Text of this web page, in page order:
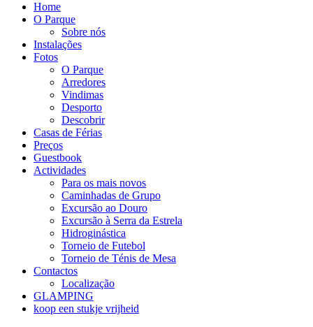
Home
O Parque
Sobre nós
Instalações
Fotos
O Parque
Arredores
Vindimas
Desporto
Descobrir
Casas de Férias
Preços
Guestbook
Actividades
Para os mais novos
Caminhadas de Grupo
Excursão ao Douro
Excursão à Serra da Estrela
Hidroginástica
Torneio de Futebol
Torneio de Ténis de Mesa
Contactos
Localização
GLAMPING
koop een stukje vrijheid